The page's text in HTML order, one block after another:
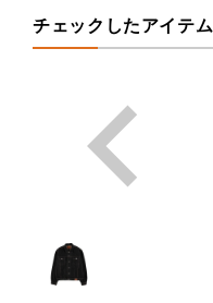
チェックしたアイテム